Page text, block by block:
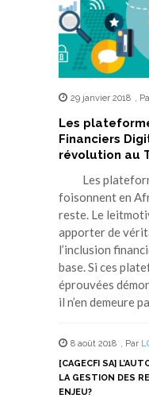
29 janvier 2018 ,
Les
Financiers
révolution au
Les
foisonnent en
reste. Le
apporter de
l’inclusion
base. Si ces
éprouvées
il n’en demeure
8 août 2018 , Par
[CAGECFI SA]
LA GESTION DES
ENJEU?